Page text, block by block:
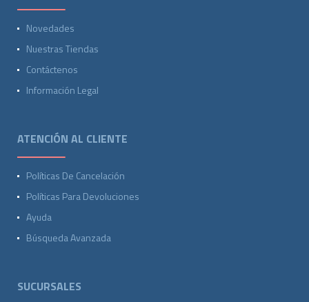
Novedades
Nuestras Tiendas
Contáctenos
Información Legal
ATENCIÓN AL CLIENTE
Políticas De Cancelación
Políticas Para Devoluciones
Ayuda
Búsqueda Avanzada
SUCURSALES